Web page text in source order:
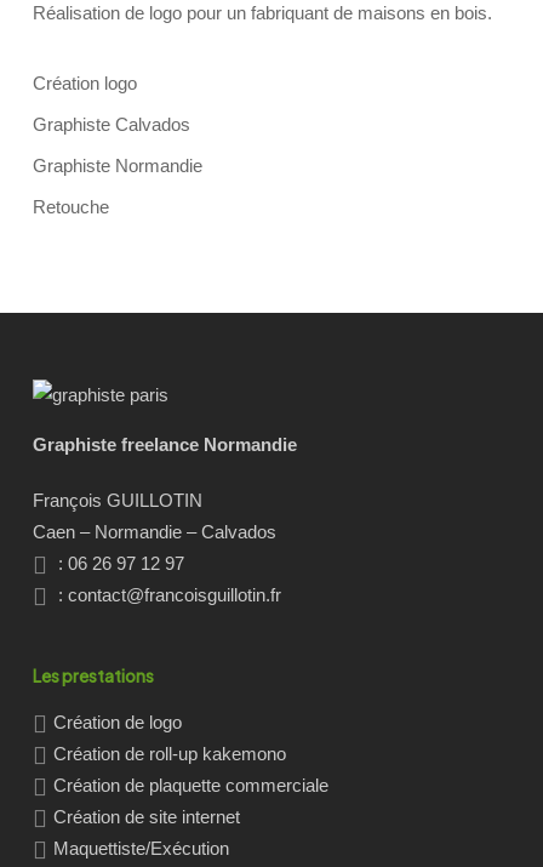
Réalisation de logo pour un fabriquant de maisons en bois.
Création logo
Graphiste Calvados
Graphiste Normandie
Retouche
Graphiste freelance Normandie
François GUILLOTIN
Caen – Normandie – Calvados
: 06 26 97 12 97
:contact@francoisguillotin.fr
Les prestations
Création de logo
Création de roll-up kakemono
Création de plaquette commerciale
Création de site internet
Maquettiste/Exécution